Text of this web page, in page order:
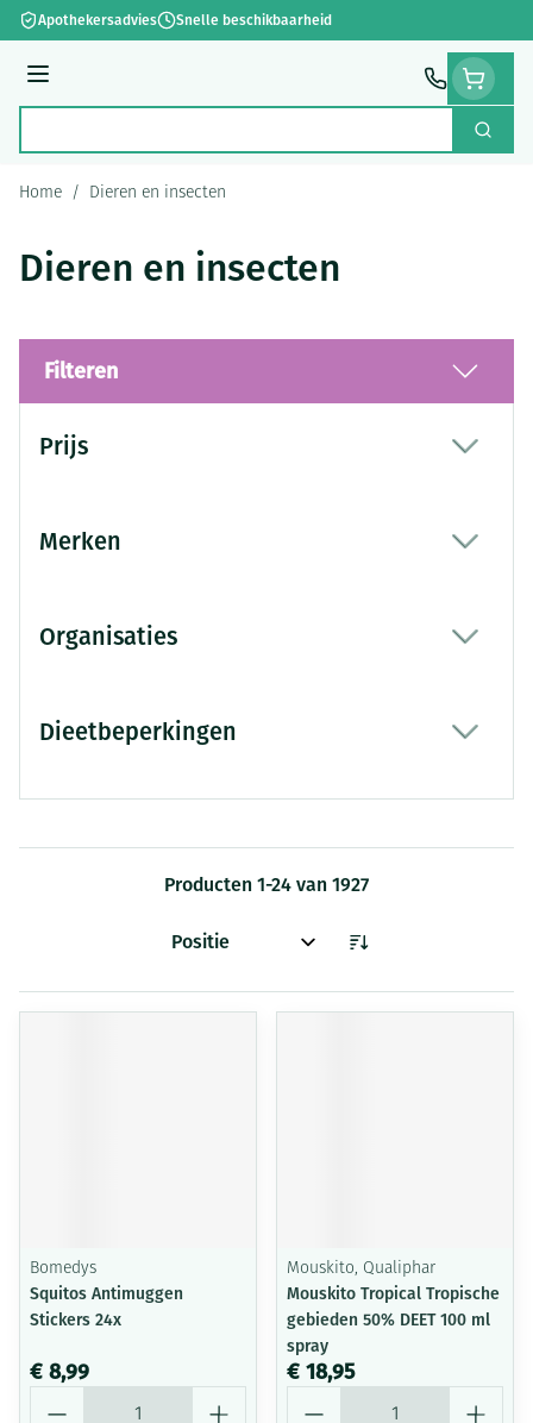
Ga naar de inhoud
Apothekersadvies Snelle beschikbaarheid
Menu
Zoek
Home / Dieren en insecten
Dieren en insecten
Filteren
Prijs
Merken
Organisaties
Dieetbeperkingen
Producten 1-24 van 1927
Sorteer op:
Bomedys
Squitos Antimuggen
Stickers 24x
€ 8,99
Mouskito, Qualiphar
Mouskito Tropical Tropische
gebieden 50% DEET 100 ml
spray
€ 18,95